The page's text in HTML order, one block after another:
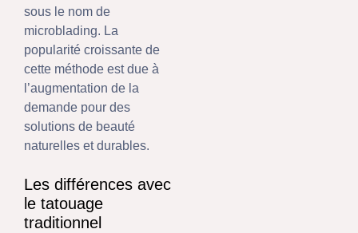
sous le nom de
microblading. La
popularité croissante de
cette méthode est due à
l’augmentation de la
demande pour des
solutions de beauté
naturelles et durables.
Les différences avec
le tatouage
traditionnel